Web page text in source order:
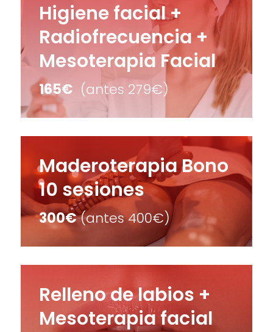
Higiene facial +
Radiofrecuencia +
Mesoterapia Facial
165€ (antes 279€)
Maderoterapia Bono
10 sesiones
300€(antes 400€)
Relleno de labios +
Mesoterapia facial